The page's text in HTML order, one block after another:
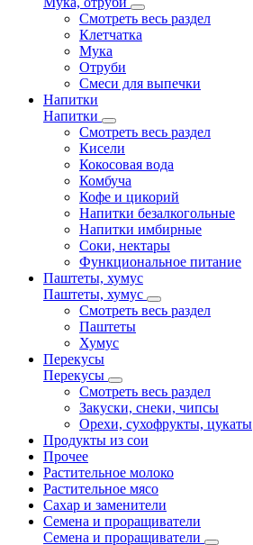
Смотреть весь раздел
Клетчатка
Мука
Отруби
Смеси для выпечки
Напитки
Напитки
Смотреть весь раздел
Кисели
Кокосовая вода
Комбуча
Кофе и цикорий
Напитки безалкогольные
Напитки имбирные
Соки, нектары
Функциональное питание
Паштеты, хумус
Паштеты, хумус
Смотреть весь раздел
Паштеты
Хумус
Перекусы
Перекусы
Смотреть весь раздел
Закуски, снеки, чипсы
Орехи, сухофрукты, цукаты
Продукты из сои
Прочее
Растительное молоко
Растительное мясо
Сахар и заменители
Семена и проращиватели
Семена и проращиватели